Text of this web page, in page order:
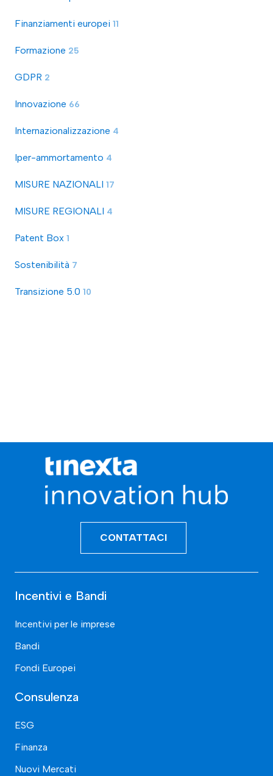
Finanziamenti europei 11
Formazione 25
GDPR 2
Innovazione 66
Internazionalizzazione 4
Iper-ammortamento 4
MISURE NAZIONALI 17
MISURE REGIONALI 4
Patent Box 1
Sostenibilità 7
Transizione 5.0 10
CONTATTACI
Incentivi e Bandi
Incentivi per le imprese
Bandi
Fondi Europei
Consulenza
ESG
Finanza
Nuovi Mercati